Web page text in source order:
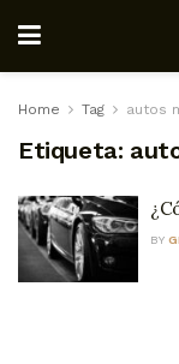
Home Tag autos
Etiqueta:
BY